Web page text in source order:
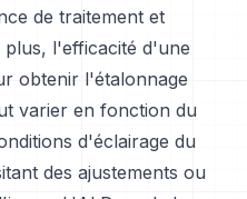
de traitement et
plus, l'efficacité d'une
obtenir l'étalonnage
varier en fonction du
d'éclairage du
des ajustements ou